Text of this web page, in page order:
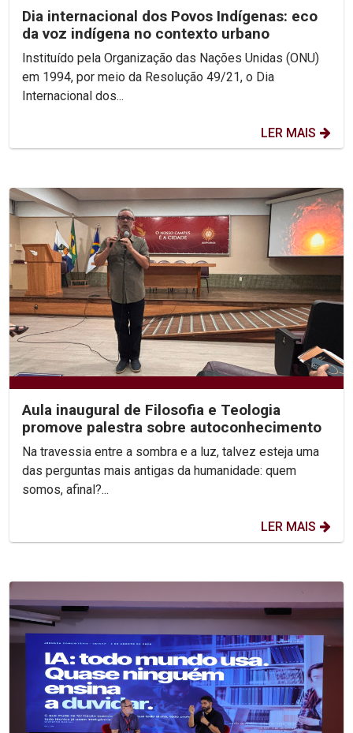
Dia internacional dos Povos Indígenas: eco
da voz indígena no contexto urbano
Instituído pela Organização das Nações Unidas (ONU)
em 1994, por meio da Resolução 49/21, o Dia
Internacional dos...
LER MAIS
Aula inaugural de Filosofia e Teologia
promove palestra sobre autoconhecimento
Na travessia entre a sombra e a luz, talvez esteja uma
das perguntas mais antigas da humanidade: quem
somos, afinal?...
LER MAIS